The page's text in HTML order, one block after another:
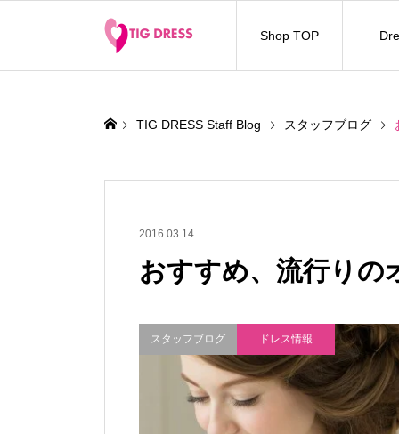
Shop TOP
TIG DRESS Staff Blog スタッフブログ
2016.03.14
おすすめ、流行りの
スタッフブログ ドレス情報